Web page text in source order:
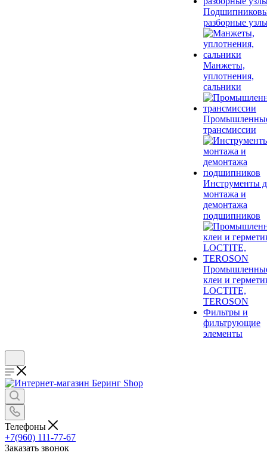
разборные
Манжеты,
уплотнения,
сальники
трансмиссии
Инструменты
монтажа и
демонтажа
подшипников
клеи и
LOCTITE,
TEROSON
Фильтры и
фильтрующие
элементы
Телефоны
+7(960) 111-77-67
Заказать звонок